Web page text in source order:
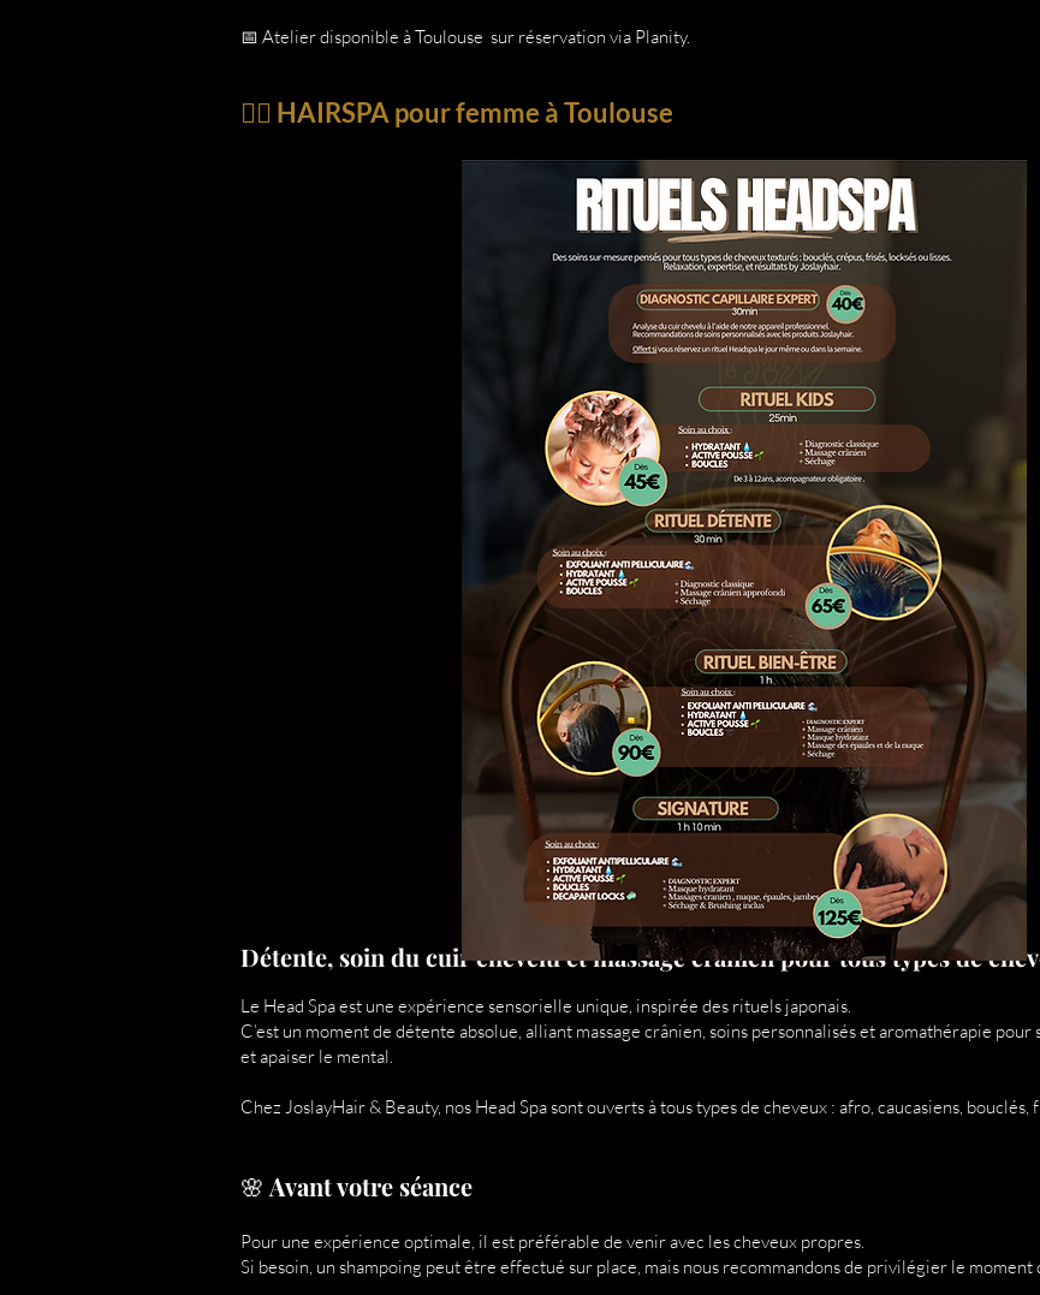
📅 Atelier disponible à Toulouse sur réservation via Planity.
💆‍♀️ HAIRSPA pour femme à Toulouse
Détente, soin du cuir chevelu et massage crânien pour tous types de
Le Head Spa est une expérience sensorielle unique, inspirée des rituels japonais.
C’est un moment de détente absolue, alliant massage crânien, soins personnalisés et aromathérapie
et apaiser le mental.
Chez JoslayHair & Beauty, nos Head Spa sont ouverts à tous types de cheveux : afro, caucasiens, bouclés,
🌸 Avant votre séance
Pour une expérience optimale, il est préférable de venir avec les cheveux propres.
Si besoin, un shampoing peut être effectué sur place, mais nous recommandons de privilégier le